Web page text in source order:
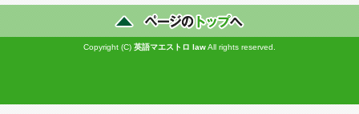
Copyright (C) 英語マエストロ lawAll rights reserved.